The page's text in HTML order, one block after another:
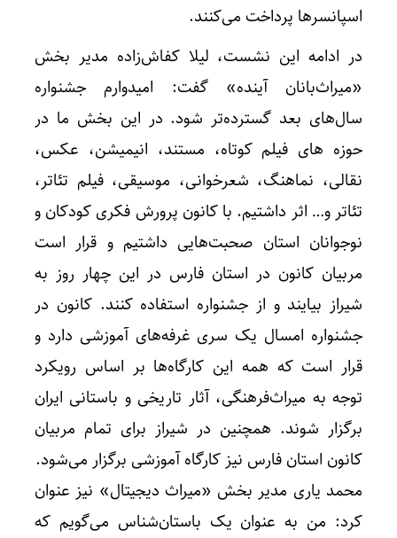
اسپانسرها پرداخت می‌کنند.
در ادامه این نشست، لیلا کفاش‌زاده مدیر بخش
«میراث‌بانان آینده» گفت: امیدوارم جشنواره
سال‌های بعد گسترده‌تر شود. در این بخش ما در
حوزه های فیلم کوتاه، مستند، انیمیشن، عکس،
نقالی، نماهنگ، شعرخوانی، موسیقی، فیلم تئاتر،
تئاتر و… اثر داشتیم. با کانون پرورش فکری کودکان و
نوجوانان استان صحبت‌هایی داشتیم و قرار است
مربیان کانون در استان فارس در این چهار روز به
شیراز بیایند و از جشنواره استفاده کنند. کانون در
جشنواره امسال یک‌ سری غرفه‌های آموزشی دارد و
قرار است که همه این کارگاه‌ها بر اساس رویکرد
توجه به میراث‌فرهنگی، آثار تاریخی و باستانی ایران
برگزار شوند. همچنین در شیراز برای تمام مربیان
کانون استان فارس نیز کارگاه آموزشی برگزار می‌شود.
محمد یاری مدیر بخش «میراث دیجیتال» نیز عنوان
کرد: من به عنوان یک باستان‌شناس می‌گویم که